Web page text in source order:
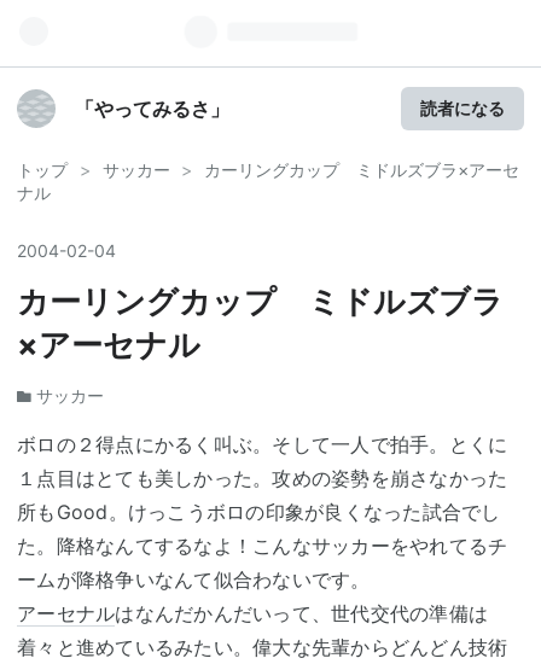
「やってみるさ」 読者になる
トップ > サッカー >
カーリングカップ ミドルズブラ×アーセ
ナル
2004-02-04
カーリングカップ ミドルズブラ
×アーセナル
サッカー
ボロの２得点にかるく叫ぶ。そして一人で拍手。とくに
１点目はとても美しかった。攻めの姿勢を崩さなかった
所もGood。けっこうボロの印象が良くなった試合でし
た。降格なんてするなよ！こんなサッカーをやれてるチ
ームが降格争いなんて似合わないです。
アーセナルはなんだかんだいって、世代交代の準備は
着々と進めているみたい。偉大な先輩からどんどん技術